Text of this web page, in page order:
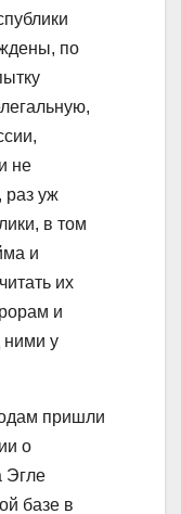
по
не
раз уж
в том
и
их
и
ними у
пришли
о
Эгле
базе в